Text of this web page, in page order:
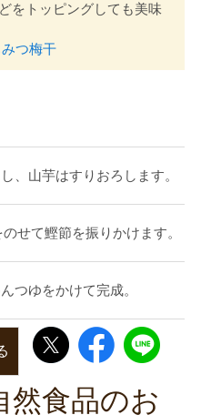
をトッピングしても美味
つ梅干
、山芋はすりおろします。
せて鰹節を振りかけます。
つゆをかけて完成。
然食品のお